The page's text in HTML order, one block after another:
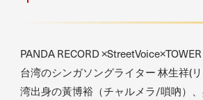
PANDA RECORD
台湾のシンガソングライター 林生祥(
湾出身の黃博裕（チャルメラ/嗩吶）